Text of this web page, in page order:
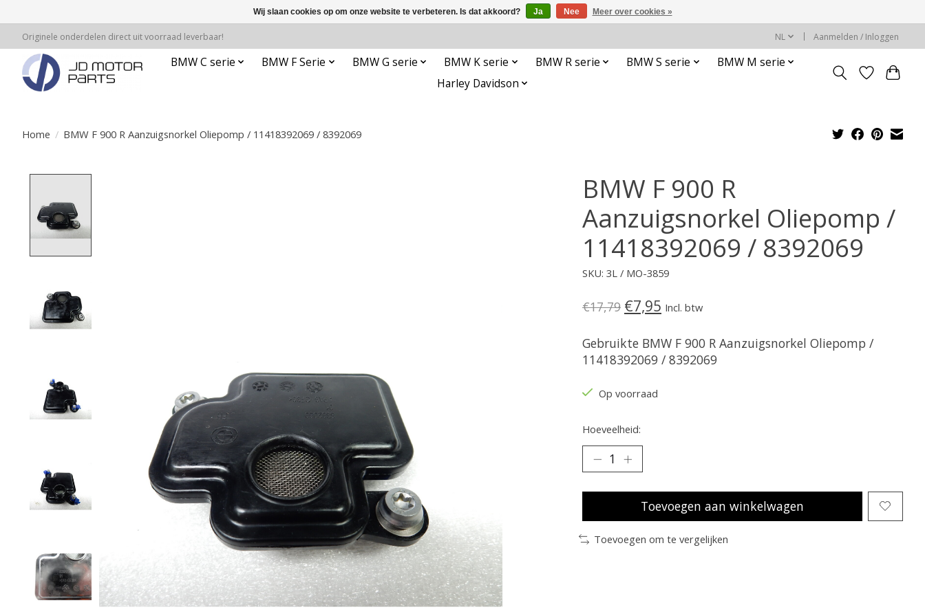
Originele onderdelen direct uit voorraad leverbaar! NL Aanmelden / Inloggen
BMW C serie BMW F Serie BMW G serie BMW K serie BMW R serie BMW S serie
BMW M serie
Harley Davidson
Home / BMW F 900 R Aanzuigsnorkel Oliepomp / 11418392069 / 8392069
BMW F 900 R
Aanzuigsnorkel Oliepomp /
11418392069 / 8392069
SKU: 3L / MO-3859
€17,79 €7,95 Incl. btw
Gebruikte BMW F 900 R Aanzuigsnorkel Oliepomp /
11418392069 / 8392069
Op voorraad
Hoeveelheid:
Toevoegen aan winkelwagen
Toevoegen om te vergelijken
Wij slaan cookies op om onze website te verbeteren. Is dat akkoord? Ja Nee Meer over cookies »